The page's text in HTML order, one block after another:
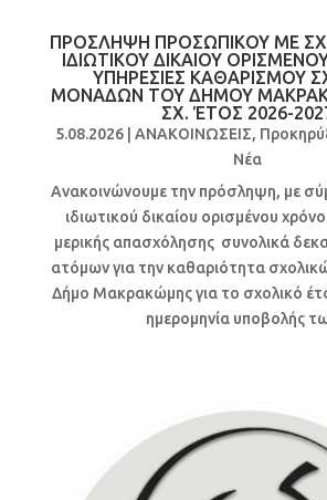
ΠΡΟΣΛΗΨΗ ΠΡΟΣΩΠΙΚΟΥ ΜΕ
ΙΔΙΩΤΙΚΟΥ ΔΙΚΑΙΟΥ
ΥΠΗΡΕΣΙΕΣ ΚΑΘΑΡΙΣΜΟΥ
ΜΟΝΑΔΩΝ ΤΟΥ ΔΗΜΟΥ
ΣΧ. ΈΤΟΣ 2026-
5.08.2026 |ΑΝΑΚΟΙΝΩΣΕΙΣ,
Νέα
Ανακοινώνουμε την πρόσληψη, με
ιδιωτικού δικαίου ορισμένου
μερικής απασχόλησης συνολικά
ατόμων για την καθαριότητα
Δήμο Μακρακώμης για το σχολικό
ημερομηνία υποβολής